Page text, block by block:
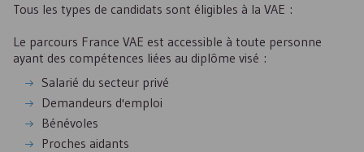
Tous les types de candidats sont éligibles à la VAE :
Le parcours France VAE est accessible à toute personne
ayant des compétences liées au diplôme visé :
Salarié du secteur privé
Demandeurs d'emploi
Bénévoles
Proches aidants